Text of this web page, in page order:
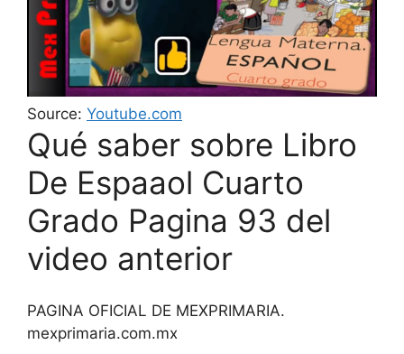
Source: Youtube.com
Qué saber sobre Libro
De Espaaol Cuarto
Grado Pagina 93 del
video anterior
PAGINA OFICIAL DE MEXPRIMARIA.
mexprimaria.com.mx